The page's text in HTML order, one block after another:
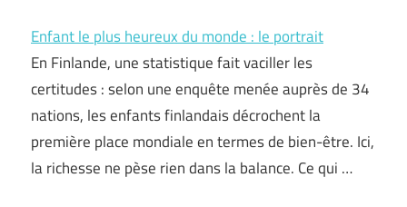
Enfant le plus heureux du monde : le portrait
En Finlande, une statistique fait vaciller les
certitudes : selon une enquête menée auprès de 34
nations, les enfants finlandais décrochent la
première place mondiale en termes de bien-être. Ici,
la richesse ne pèse rien dans la balance. Ce qui …